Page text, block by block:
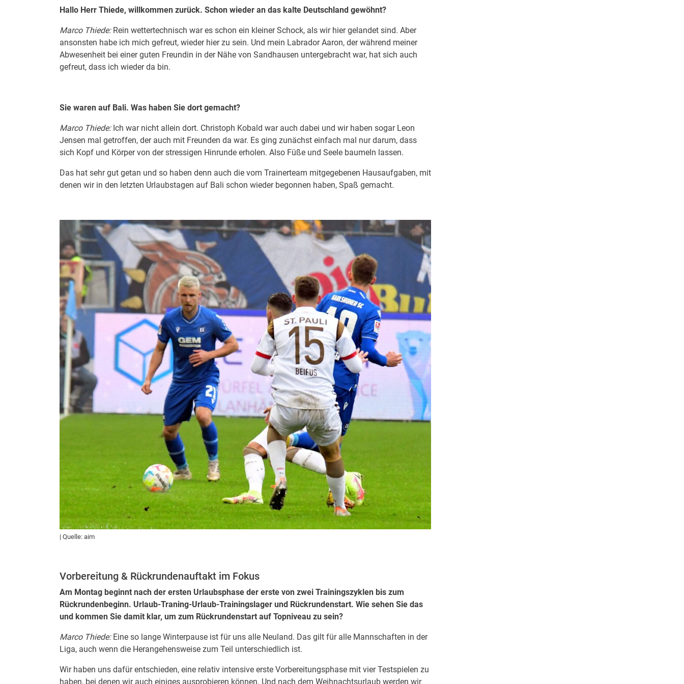
Hallo Herr Thiede, willkommen zurück. Schon wieder an das kalte Deutschland gewöhnt?
Marco Thiede:Rein wettertechnisch war es schon ein kleiner Schock, als wir hier gelandet sind. Aber
ansonsten habe ich mich gefreut, wieder hier zu sein. Und mein Labrador Aaron, der während meiner
Abwesenheit bei einer guten Freundin in der Nähe von Sandhausen untergebracht war, hat sich auch
gefreut, dass ich wieder da bin.
Sie waren auf Bali. Was haben Sie dort gemacht?
Marco Thiede:Ich war nicht allein dort. Christoph Kobald war auch dabei und wir haben sogar Leon
Jensen mal getroffen, der auch mit Freunden da war. Es ging zunächst einfach mal nur darum, dass
sich Kopf und Körper von der stressigen Hinrunde erholen. Also Füße und Seele baumeln lassen.
Das hat sehr gut getan und so haben denn auch die vom Trainerteam mitgegebenen Hausaufgaben, mit
denen wir in den letzten Urlaubstagen auf Bali schon wieder begonnen haben, Spaß gemacht.
| Quelle: aim
Vorbereitung & Rückrundenauftakt im Fokus
Am Montag beginnt nach der ersten Urlaubsphase der erste von zwei Trainingszyklen bis zum
Rückrundenbeginn. Urlaub-Traning-Urlaub-Trainingslager und Rückrundenstart. Wie sehen Sie das
und kommen Sie damit klar, um zum Rückrundenstart auf Topniveau zu sein?
Marco Thiede:Eine so lange Winterpause ist für uns alle Neuland. Das gilt für alle Mannschaften in der
Liga, auch wenn die Herangehensweise zum Teil unterschiedlich ist.
Wir haben uns dafür entschieden, eine relativ intensive erste Vorbereitungsphase mit vier Testspielen zu
haben, bei denen wir auch einiges ausprobieren können. Und nach dem Weihnachtsurlaub werden wir